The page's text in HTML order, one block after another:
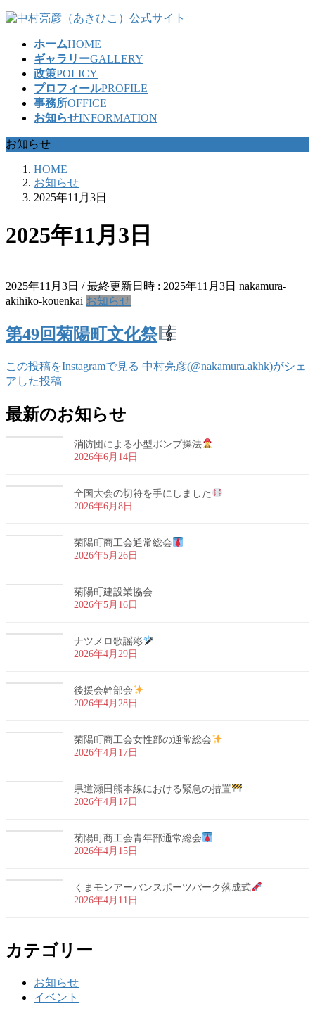
コ
ッ
プ
ナ
移
動
ホームHOME
ギャラリーGALLERY
政策POLICY
プロフィールPROFILE
事務所OFFICE
お知らせINFORMATION
お知らせ
HOME
お知らせ
2025年11月3日
2025年11月3日
2025年11月3日 / 最終更新日時 : 2025年11月3日 nakamura-
akihiko-kouenkai お知らせ
第49回菊陽町文化祭
この投稿をInstagramで見る 中村亮彦(@nakamura.akhk)がシェ
アした投稿
最新のお知らせ
消防団による小型ポンプ操法
2026年6月14日
全国大会の切符を手にしました
2026年6月8日
菊陽町商工会通常総会
2026年5月26日
菊陽町建設業協会
2026年5月16日
ナツメロ歌謡彩
2026年4月29日
後援会幹部会
2026年4月28日
菊陽町商工会女性部の通常総会
2026年4月17日
県道瀬田熊本線における緊急の措置
2026年4月17日
菊陽町商工会青年部通常総会
2026年4月15日
くまモンアーバンスポーツパーク落成式
2026年4月11日
カテゴリー
お知らせ
イベント